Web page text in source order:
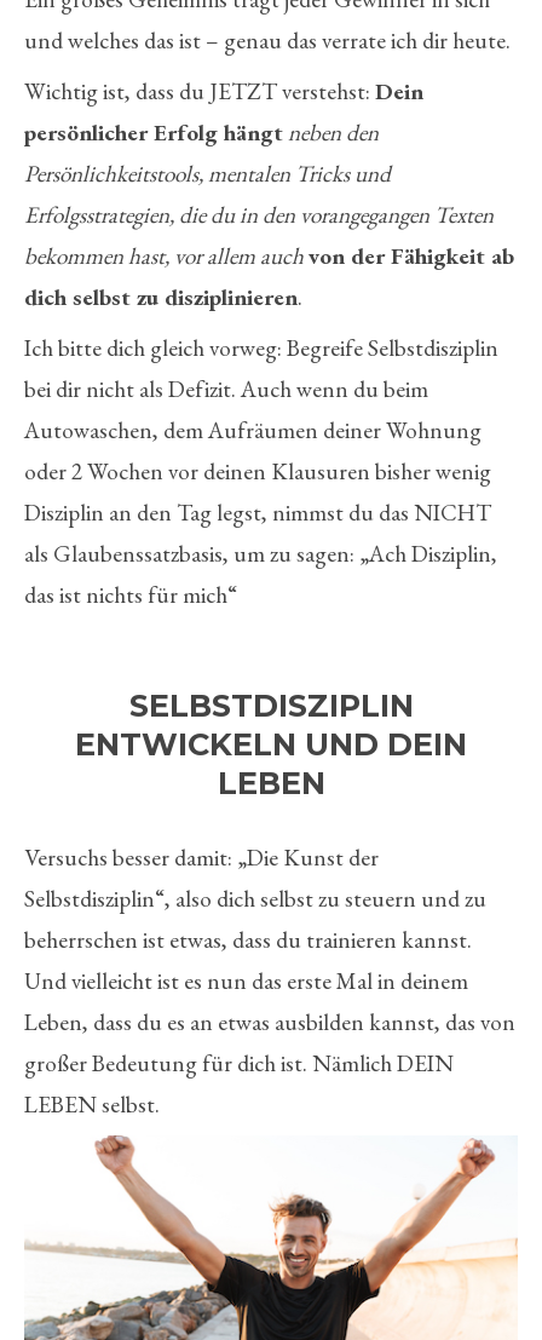
und welches das ist – genau das verrate ich dir heute.
Wichtig ist, dass du JETZT verstehst: Dein
persönlicher Erfolg hängtneben den
Persönlichkeitstools, mentalen Tricks und
Erfolgsstrategien, die du in den vorangegangen Texten
bekommen hast, vor allem auchvon der Fähigkeit ab
dich selbst zu disziplinieren.
Ich bitte dich gleich vorweg: Begreife Selbstdisziplin
bei dir nicht als Defizit. Auch wenn du beim
Autowaschen, dem Aufräumen deiner Wohnung
oder 2 Wochen vor deinen Klausuren bisher wenig
Disziplin an den Tag legst, nimmst du das NICHT
als Glaubenssatzbasis, um zu sagen: „Ach Disziplin,
das ist nichts für mich“
SELBSTDISZIPLIN
ENTWICKELN UND DEIN
LEBEN
Versuchs besser damit: „Die Kunst der
Selbstdisziplin“, also dich selbst zu steuern und zu
beherrschen ist etwas, dass du trainieren kannst.
Und vielleicht ist es nun das erste Mal in deinem
Leben, dass du es an etwas ausbilden kannst, das von
großer Bedeutung für dich ist. Nämlich DEIN
LEBEN selbst.